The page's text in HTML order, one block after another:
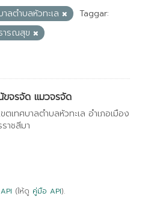
าลตำบลหัวทะเล
Taggar:
ารณสุข
ขจรจัด แมวจรจัด
ตเทศบาลตำบลหัวทะเล อำเภอเมือง
าชสีมา
API (ให้ดู คู่มือ API).